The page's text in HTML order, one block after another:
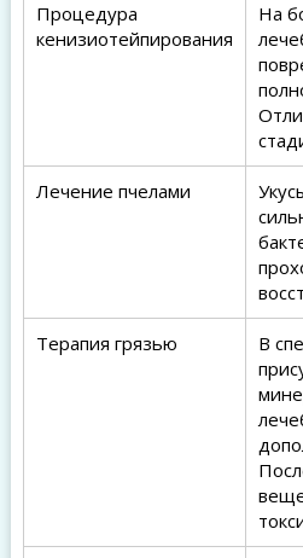
Процедура
кенизиотейпирования
На
Лечение пчелами
Терапия грязью
В